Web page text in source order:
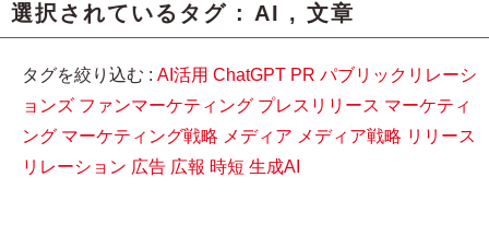
選択されているタグ : AI , 文章
タグを絞り込む : AI活用 ChatGPT PR パブリックリレーシ
ョンズ ファンマーケティング プレスリリース マーケティ
ング マーケティング戦略 メディア メディア戦略 リリース
リレーション 広告 広報 時短 生成AI